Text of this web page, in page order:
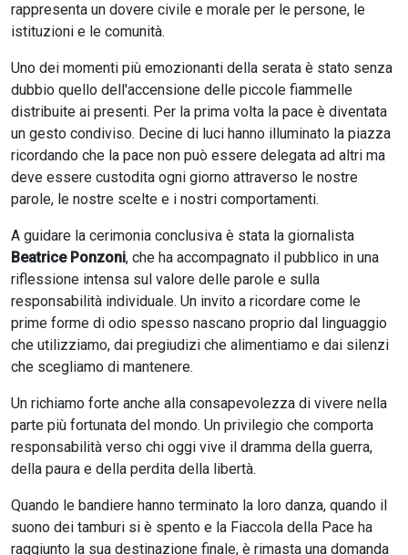
rappresenta un dovere civile e morale per le persone, le
istituzioni e le comunità.
Uno dei momenti più emozionanti della serata è stato senza
dubbio quello dell'accensione delle piccole fiammelle
distribuite ai presenti. Per la prima volta la pace è diventata
un gesto condiviso. Decine di luci hanno illuminato la piazza
ricordando che la pace non può essere delegata ad altri ma
deve essere custodita ogni giorno attraverso le nostre
parole, le nostre scelte e i nostri comportamenti.
A guidare la cerimonia conclusiva è stata la giornalista
Beatrice Ponzoni, che ha accompagnato il pubblico in una
riflessione intensa sul valore delle parole e sulla
responsabilità individuale. Un invito a ricordare come le
prime forme di odio spesso nascano proprio dal linguaggio
che utilizziamo, dai pregiudizi che alimentiamo e dai silenzi
che scegliamo di mantenere.
Un richiamo forte anche alla consapevolezza di vivere nella
parte più fortunata del mondo. Un privilegio che comporta
responsabilità verso chi oggi vive il dramma della guerra,
della paura e della perdita della libertà.
Quando le bandiere hanno terminato la loro danza, quando il
suono dei tamburi si è spento e la Fiaccola della Pace ha
raggiunto la sua destinazione finale, è rimasta una domanda